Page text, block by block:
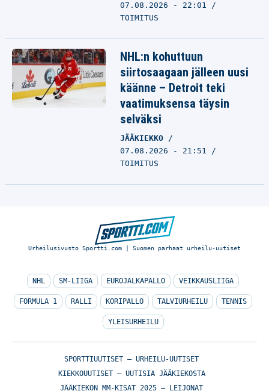
07.08.2026 - 22:01
TOIMITUS
NHL:n kohuttuun
siirtosaagaan jälleen uusi
käänne – Detroit teki
vaatimuksensa täysin
selväksi
JÄÄKIEKKO
07.08.2026 - 21:51
TOIMITUS
Urheilusivusto Sportti.com | Suomen parhaat urheilu-uutiset
NHL SM-LIIGA EUROJALKAPALLO VEIKKAUSLIIGA
FORMULA 1 RALLI KORIPALLO TALVIURHEILU TENNIS
YLEISURHEILU
SPORTTIUUTISET – URHEILU-UUTISET
KIEKKOUUTISET – UUTISIA JÄÄKIEKOSTA
JÄÄKIEKON MM-KISAT 2025 – LEIJONAT